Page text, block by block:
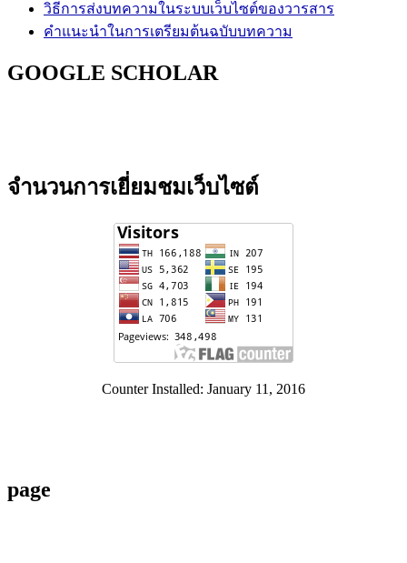
วิธีการส่งบทความในระบบเว็บไซต์ของวารสาร
คำแนะนำในการเตรียมต้นฉบับบทความ
GOOGLE SCHOLAR
จำนวนการเยี่ยมชมเว็บไซต์
Counter Installed: January 11, 2016
page